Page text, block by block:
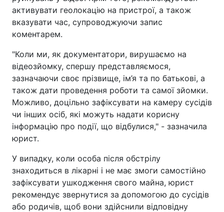
активувати геолокацію на пристрої, а також
вказувати час, супроводжуючи запис
коментарем.
"Коли ми, як документатори, вирушаємо на
відеозйомку, спершу представляємося,
зазначаючи своє прізвище, ім’я та по батькові, а
також дати проведення роботи та самої зйомки.
Можливо, доцільно зафіксувати на камеру сусідів
чи інших осіб, які можуть надати корисну
інформацію про події, що відбулися," - зазначила
юрист.
У випадку, коли особа після обстрілу
знаходиться в лікарні і не має змоги самостійно
зафіксувати ушкодження свого майна, юрист
рекомендує звернутися за допомогою до сусідів
або родичів, щоб вони здійснили відповідну